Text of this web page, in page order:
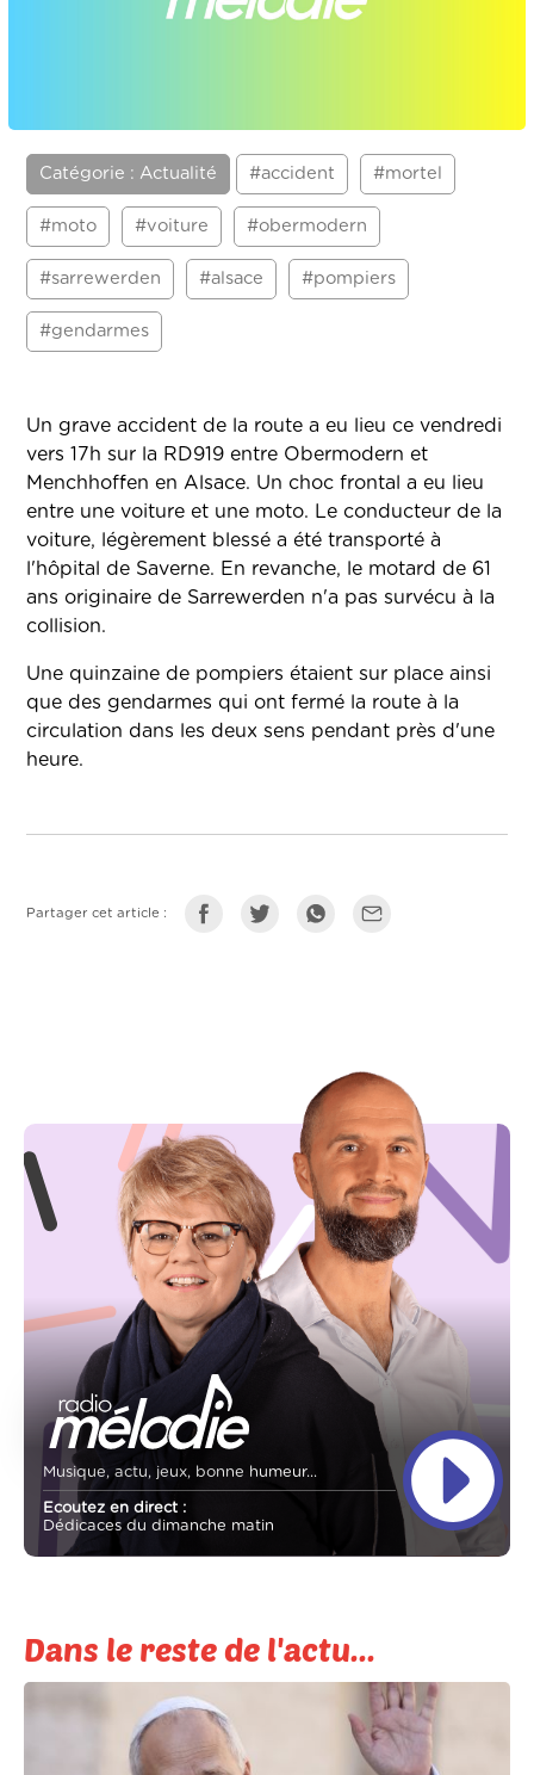
Catégorie : Actualité #accident #mortel
#moto #voiture #obermodern
#sarrewerden #alsace #pompiers
#gendarmes
Un grave accident de la route a eu lieu ce vendredi
vers 17h sur la RD919 entre Obermodern et
Menchhoffen en Alsace. Un choc frontal a eu lieu
entre une voiture et une moto. Le conducteur de la
voiture, légèrement blessé a été transporté à
l'hôpital de Saverne. En revanche, le motard de 61
ans originaire de Sarrewerden n'a pas survécu à la
collision.
Une quinzaine de pompiers étaient sur place ainsi
que des gendarmes qui ont fermé la route à la
circulation dans les deux sens pendant près d'une
heure.
Partager cet article :
Musique, actu, jeux, bonne humeur...
Ecoutez en direct :
Dédicaces du dimanche matin
Dans le reste de l'actu...